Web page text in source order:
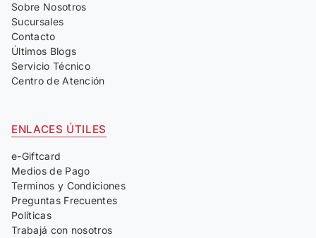
Sobre Nosotros
Sucursales
Contacto
Últimos Blogs
Servicio Técnico
Centro de Atención
ENLACES ÚTILES
e-Giftcard
Medios de Pago
Terminos y Condiciones
Preguntas Frecuentes
Políticas
Trabajá con nosotros